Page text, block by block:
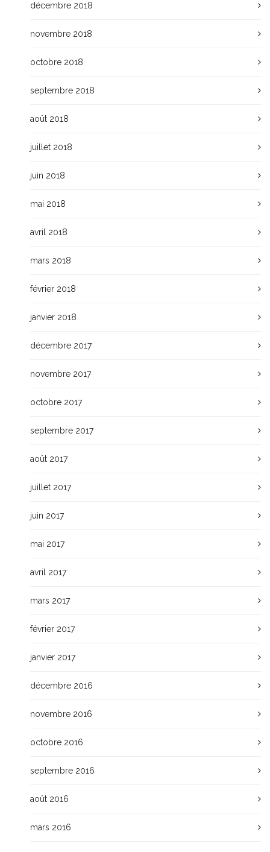
décembre 2018
novembre 2018
octobre 2018
septembre 2018
août 2018
juillet 2018
juin 2018
mai 2018
avril 2018
mars 2018
février 2018
janvier 2018
décembre 2017
novembre 2017
octobre 2017
septembre 2017
août 2017
juillet 2017
juin 2017
mai 2017
avril 2017
mars 2017
février 2017
janvier 2017
décembre 2016
novembre 2016
octobre 2016
septembre 2016
août 2016
mars 2016